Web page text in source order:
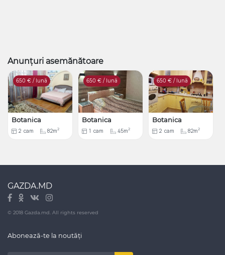
Anunțuri asemănătoare
650 € / lună
Botanica
2 cam 82m2
650 € / lună
Botanica
1 cam 45m2
650 € / lună
Botanica
2 cam 82m2
GAZDA.MD
© 2018 Gazda.md. All rights reserved
Abonează-te la noutăți